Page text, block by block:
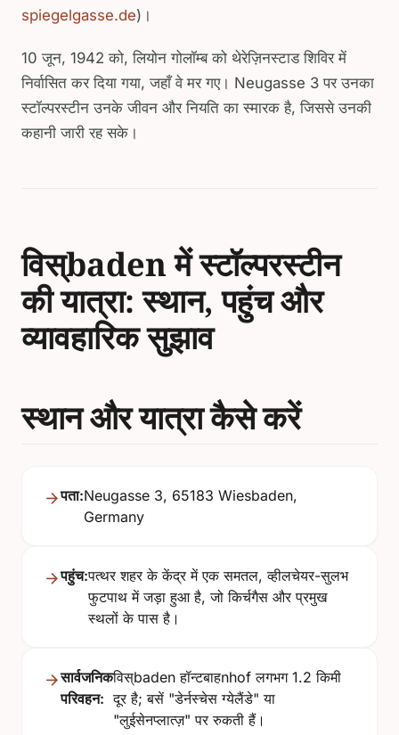
spiegelgasse.de)।
10 जून, 1942 को, लियोन गोलॉम्ब को थेरेज़िनस्टाड शिविर में
निर्वासित कर दिया गया, जहाँ वे मर गए। Neugasse 3 पर उनका
स्टॉल्परस्टीन उनके जीवन और नियति का स्मारक है, जिससे उनकी
कहानी जारी रह सके।
विस्baden में स्टॉल्परस्टीन
की यात्रा: स्थान, पहुंच और
व्यावहारिक सुझाव
स्थान और यात्रा कैसे करें
पता:Neugasse 3, 65183 Wiesbaden,
Germany
पहुंच:पत्थर शहर के केंद्र में एक समतल, व्हीलचेयर-सुलभ
फुटपाथ में जड़ा हुआ है, जो किर्चगैस और प्रमुख
स्थलों के पास है।
सार्वजनिक
परिवहन:
विस्baden हॉन्टबाहnhof लगभग 1.2 किमी
दूर है; बसें "डेर्नस्चेस ग्येलैंडे" या
"लुईसेनप्लात्ज़" पर रुकती हैं।